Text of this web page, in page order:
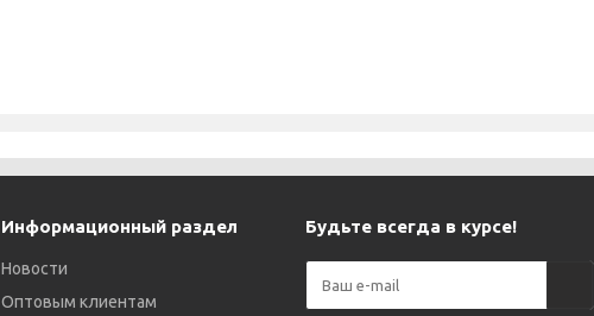
Информационный раздел
Новости
Оптовым клиентам
Будьте всегда в курсе!